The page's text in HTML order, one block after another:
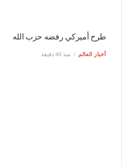
طرح أميركي رفضه حزب الله
أخبار العالم منذ 40 دقيقة